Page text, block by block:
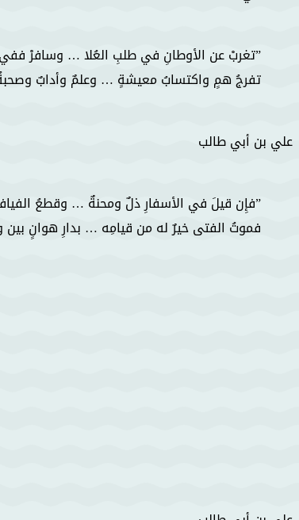
تغربْ عن الأوطانِ في طلبِ العُلا … وسافرْ
تفرجُ همٍ واكتسابُ معيشةٍ … وعلمٌ وأدابٌ
علي بن أبي طالب
فإِن قيلَ في الأسفارِ ذلٌ ومحنةٌ … وقطعُ
فموتُ الفتى خيرٌ له من قيامِه … بدارِ هوانٍ